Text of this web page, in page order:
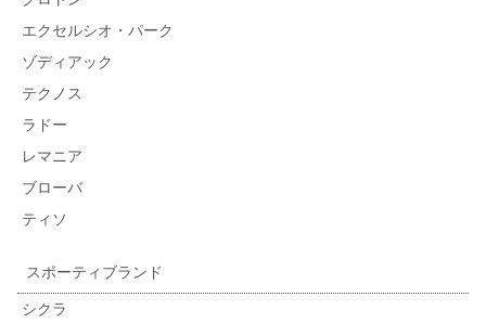
エクセルシオ・パーク
ゾディアック
テクノス
ラドー
レマニア
ブローバ
ティソ
スポーティブランド
シクラ